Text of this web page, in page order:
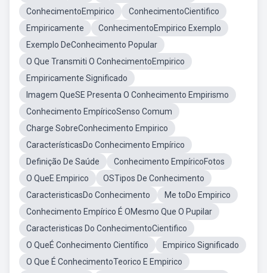
ConhecimentoEmpirico
ConhecimentoCientifico
Empiricamente
ConhecimentoEmpirico Exemplo
Exemplo DeConhecimento Popular
O Que Transmiti O ConhecimentoEmpirico
Empiricamente Significado
Imagem QueSE Presenta O Conhecimento Empirismo
Conhecimento EmpíricoSenso Comum
Charge SobreConhecimento Empirico
CaracterísticasDo Conhecimento Empírico
Definição De Saúde
Conhecimento EmpíricoFotos
O QueE Empirico
OSTipos De Conhecimento
CaracteristicasDo Conhecimento
Me toDo Empirico
Conhecimento Empírico É OMesmo Que O Pupilar
Caracteristicas Do ConhecimentoCientifico
O QueÉ Conhecimento Científico
Empirico Significado
O Que É ConhecimentoTeorico E Empirico